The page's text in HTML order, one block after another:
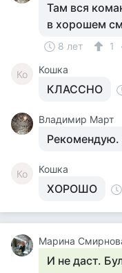
Там вся
в хорошем
8 лет 1
Ко Кошка
КЛАССНО
Владимир Март
Рекомендую.
Ко Кошка
ХОРОШО
Марина
И не даст.